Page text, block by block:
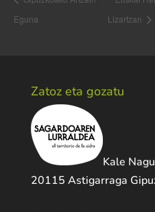
Eguna
Lizartzan
Zatoz eta gozatu
Kale
20115 Astigarraga